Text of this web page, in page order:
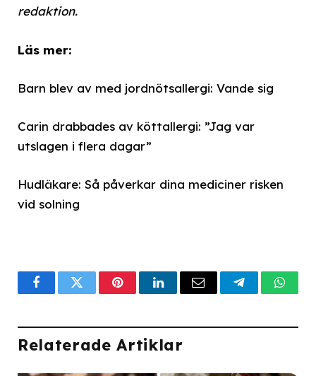
redaktion.
Läs mer:
Barn blev av med jordnötsallergi: Vande sig
Carin drabbades av köttallergi: ”Jag var
utslagen i flera dagar”
Hudläkare: Så påverkar dina mediciner risken
vid solning
FacebookTwitterPinterestLinkedInEmail Telegram
Relaterade Artiklar